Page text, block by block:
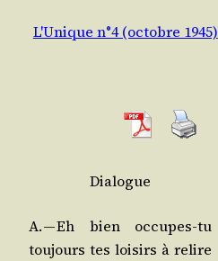
L'Unique n°4 (octobre 1945)
Dia­logue
A. — Eh bien occupes-tu
tou­jours tes loi­sirs à relire